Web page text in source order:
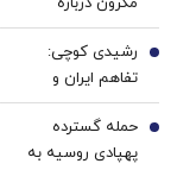
وضعیت را تحمل
نخواهیم کرد/ با
تلفات جدی روبرو
خواهید شد
تحولات منطقه
رشیدی کوچی:
تفاهم ایران و
آمریکا از تصمیمات
شجاعانه پزشکیان
بود/ به دولت
3
حمله گسترده
پهپادی روسیه به
4